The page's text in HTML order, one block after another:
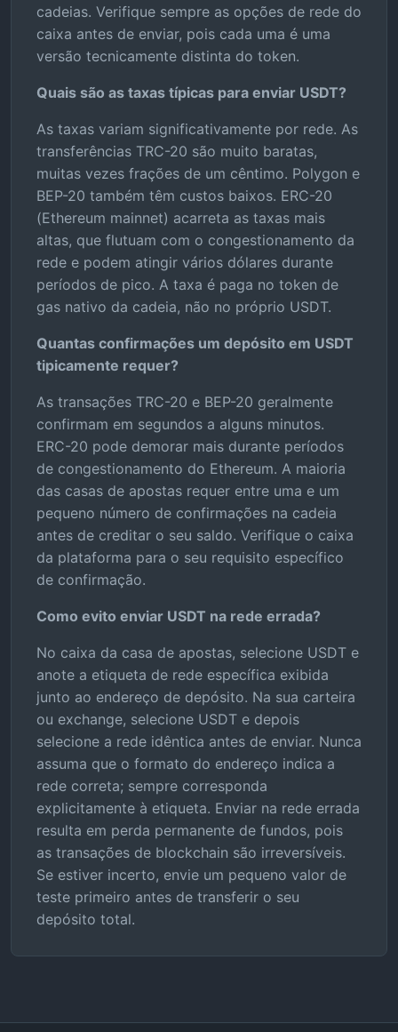
cadeias. Verifique sempre as opções de rede do
caixa antes de enviar, pois cada uma é uma
versão tecnicamente distinta do token.
Quais são as taxas típicas para enviar USDT?
As taxas variam significativamente por rede. As
transferências TRC-20 são muito baratas,
muitas vezes frações de um cêntimo. Polygon e
BEP-20 também têm custos baixos. ERC-20
(Ethereum mainnet) acarreta as taxas mais
altas, que flutuam com o congestionamento da
rede e podem atingir vários dólares durante
períodos de pico. A taxa é paga no token de
gas nativo da cadeia, não no próprio USDT.
Quantas confirmações um depósito em USDT
tipicamente requer?
As transações TRC-20 e BEP-20 geralmente
confirmam em segundos a alguns minutos.
ERC-20 pode demorar mais durante períodos
de congestionamento do Ethereum. A maioria
das casas de apostas requer entre uma e um
pequeno número de confirmações na cadeia
antes de creditar o seu saldo. Verifique o caixa
da plataforma para o seu requisito específico
de confirmação.
Como evito enviar USDT na rede errada?
No caixa da casa de apostas, selecione USDT e
anote a etiqueta de rede específica exibida
junto ao endereço de depósito. Na sua carteira
ou exchange, selecione USDT e depois
selecione a rede idêntica antes de enviar. Nunca
assuma que o formato do endereço indica a
rede correta; sempre corresponda
explicitamente à etiqueta. Enviar na rede errada
resulta em perda permanente de fundos, pois
as transações de blockchain são irreversíveis.
Se estiver incerto, envie um pequeno valor de
teste primeiro antes de transferir o seu
depósito total.